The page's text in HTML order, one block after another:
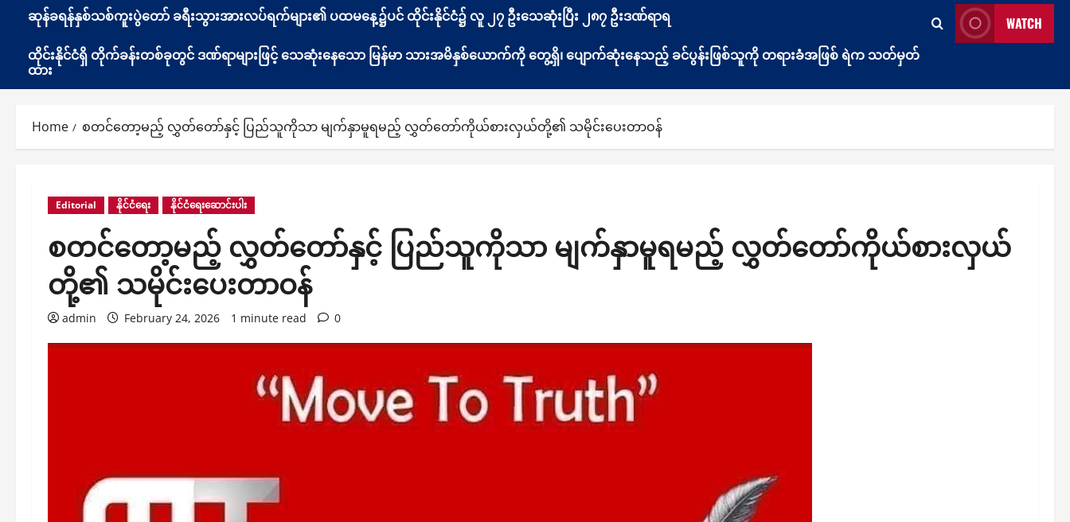
ဆုန်ခရန်နှစ်သစ်ကူးပွဲတော် ခရီးသွားအားလပ်ရက်များ၏ ပထမနေ့၌ပင် ထိုင်းနိုင်ငံ၌ လူ ၂၇ ဦးသေဆုံးပြီး ၂၈၇ ဦးဒဏ်ရာရ
ထိုင်းနိုင်ငံရှိ တိုက်ခန်းတစ်ခုတွင် ဒဏ်ရာများဖြင့် သေဆုံးနေသော မြန်မာ သားအမိနှစ်ယောက်ကို တွေ့ရှိ၊ ပျောက်ဆုံးနေသည့် ခင်ပွန်းဖြစ်သူကို တရားခံအဖြစ် ရဲက သတ်မှတ်
ထား
WATCH
Home စတင်တော့မည့် လွှတ်တော်နှင့် ပြည်သူကိုသာ မျက်နှာမူရမည့် လွှတ်တော်ကိုယ်စားလှယ်တို့၏ သမိုင်းပေးတာဝန်
Editorial နိုင်ငံရေး နိုင်ငံရေးဆောင်းပါး
စတင်တော့မည့် လွှတ်တော်နှင့် ပြည်သူကိုသာ မျက်နှာမူရမည့် လွှတ်တော်ကိုယ်စားလှယ်
တို့၏ သမိုင်းပေးတာဝန်
admin February 24, 2026 1 minute read 0